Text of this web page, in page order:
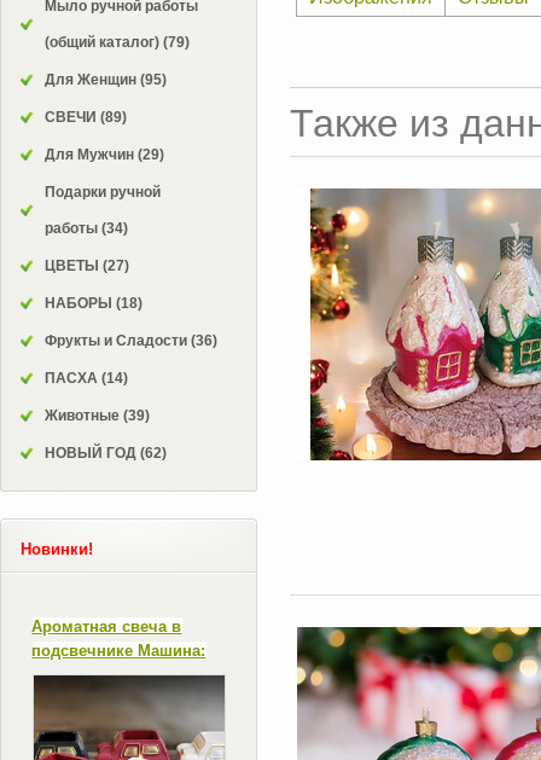
Также из
Мыло ручной работы
(общий каталог) (79)
Для Женщин (95)
СВЕЧИ (89)
Для Мужчин (29)
Подарки ручной
работы (34)
ЦВЕТЫ (27)
НАБОРЫ (18)
Фрукты и Сладости (36)
ПАСХА (14)
Животные (39)
НОВЫЙ ГОД (62)
Новинки!
Ароматная свеча в
подсвечнике Машина: